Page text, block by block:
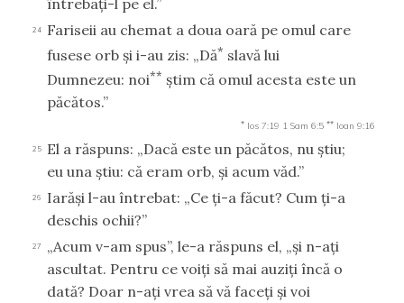
întrebaţi-l pe el.”
24
Fariseii au chemat a doua oară pe omul care
fusese orb şi i-au zis: „Dă* slavă lui
Dumnezeu: noi** ştim că omul acesta este un
păcătos.”
* Ios 7:19 1 Sam 6:5 ** Ioan 9:16
25
El a răspuns: „Dacă este un păcătos, nu ştiu;
eu una ştiu: că eram orb, şi acum văd.”
26
Iarăşi l-au întrebat: „Ce ţi-a făcut? Cum ţi-a
deschis ochii?”
27
„Acum v-am spus”, le-a răspuns el, „şi n-aţi
ascultat. Pentru ce voiţi să mai auziţi încă o
dată? Doar n-aţi vrea să vă faceţi şi voi